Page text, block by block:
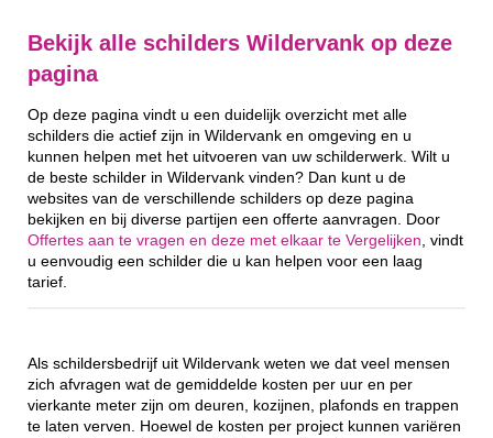
Bekijk alle schilders Wildervank op deze
pagina
Op deze pagina vindt u een duidelijk overzicht met alle
schilders die actief zijn in Wildervank en omgeving en u
kunnen helpen met het uitvoeren van uw schilderwerk. Wilt u
de beste schilder in Wildervank vinden? Dan kunt u de
websites van de verschillende schilders op deze pagina
bekijken en bij diverse partijen een offerte aanvragen. Door
Offertes aan te vragen en deze met elkaar te Vergelijken , vindt
u eenvoudig een schilder die u kan helpen voor een laag
tarief.
Als schildersbedrijf uit Wildervank weten we dat veel mensen
zich afvragen wat de gemiddelde kosten per uur en per
vierkante meter zijn om deuren, kozijnen, plafonds en trappen
te laten verven. Hoewel de kosten per project kunnen variëren